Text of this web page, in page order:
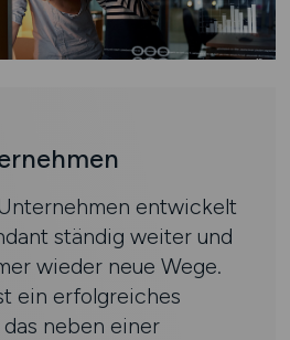
entwickelt
ständig weiter und
wieder neue Wege.
ein erfolgreiches
neben einer